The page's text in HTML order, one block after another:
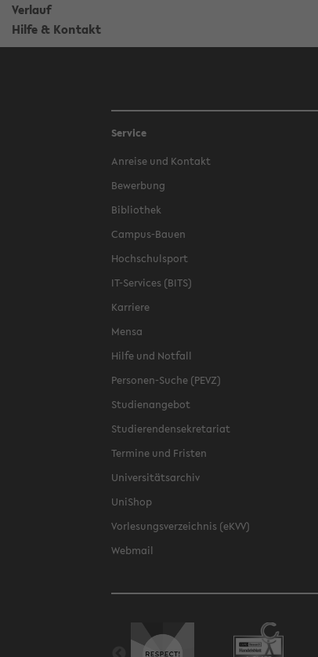
Verlauf
Hilfe & Kontakt
Service
Anreise und Kontakt
Bewerbung
Bibliothek
Campus-Bauen
Hochschulsport
IT-Services (BITS)
Karriere
Mensa
Hilfe und Notfall
Personen-Suche (PEVZ)
Studienangebot
Studierendensekretariat
Termine und Fristen
Universitätsarchiv
UniShop
Vorlesungsverzeichnis (eKVV)
Webmail